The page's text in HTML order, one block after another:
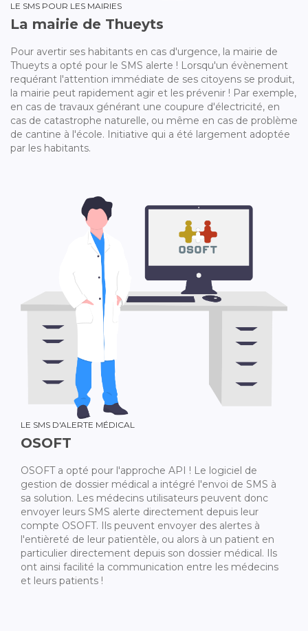
LE SMS POUR LES MAIRIES
La mairie de Thueyts
Pour avertir ses habitants en cas d'urgence, la mairie de
Thueyts a opté pour le SMS alerte ! Lorsqu'un évènement
requérant l'attention immédiate de ses citoyens se produit,
la mairie peut rapidement agir et les prévenir ! Par exemple,
en cas de travaux générant une coupure d'électricité, en
cas de catastrophe naturelle, ou même en cas de problème
de cantine à l'école. Initiative qui a été largement adoptée
par les habitants.
LE SMS D'ALERTE MÉDICAL
OSOFT
OSOFT a opté pour l'approche API ! Le logiciel de
gestion de dossier médical a intégré l'envoi de SMS à
sa solution. Les médecins utilisateurs peuvent donc
envoyer leurs SMS alerte directement depuis leur
compte OSOFT. Ils peuvent envoyer des alertes à
l'entièreté de leur patientèle, ou alors à un patient en
particulier directement depuis son dossier médical. Ils
ont ainsi facilité la communication entre les médecins
et leurs patients !